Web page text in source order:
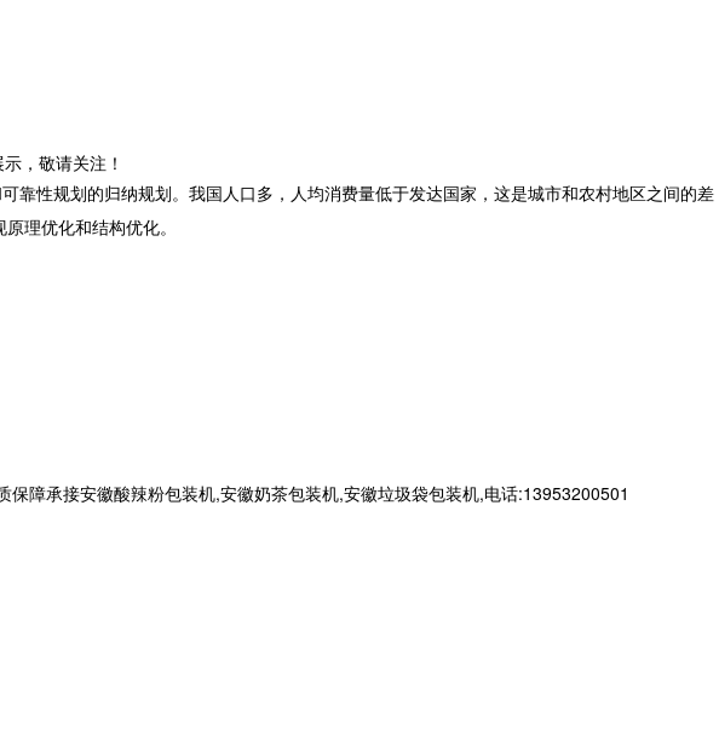
，敬请关注！
性规划的归纳规划。我国人口多，人均消费量低于发达国家，这是城市和农村地区之间的差
理优化和结构优化。
障承接安徽酸辣粉包装机,安徽奶茶包装机,安徽垃圾袋包装机,电话:13953200501